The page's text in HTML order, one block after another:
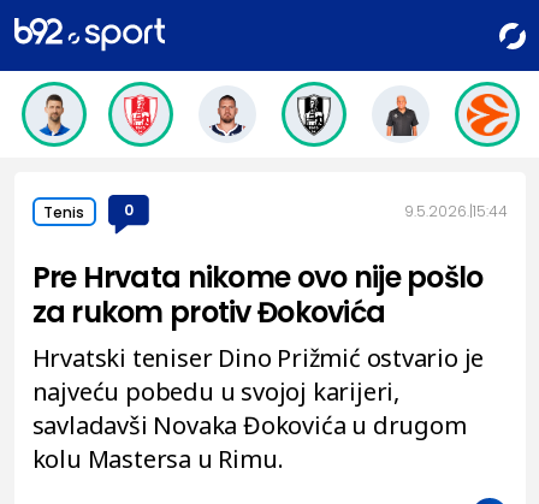
Tenis 0 9.5.2026. 15:44
Pre Hrvata nikome ovo nije pošlo
za rukom protiv Đokovića
Hrvatski teniser Dino Prižmić ostvario je
najveću pobedu u svojoj karijeri,
savladavši Novaka Đokovića u drugom
kolu Mastersa u Rimu.